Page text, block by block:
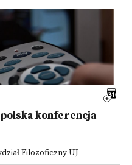
konferencja
Filozoficzny UJ